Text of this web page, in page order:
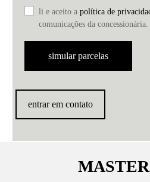
li e aceito a política de
comunicações da concessionária.
simular parcelas
entrar em contato